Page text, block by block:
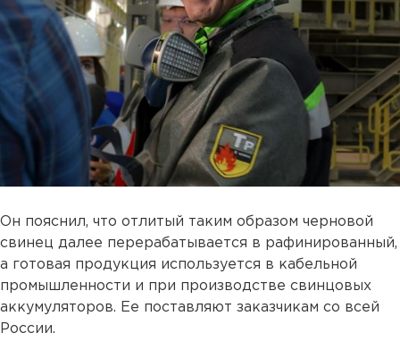
Он пояснил, что отлитый таким образом черновой
свинец далее перерабатывается в рафинированный,
а готовая продукция используется в кабельной
промышленности и при производстве свинцовых
аккумуляторов. Ее поставляют заказчикам со всей
России.